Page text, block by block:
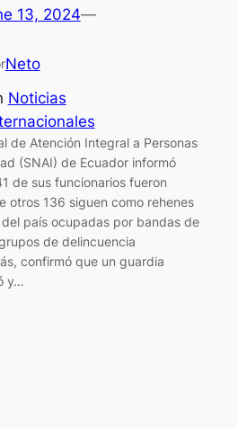
13, 2024—
Neto
Noticias
de Atención Integral a Personas
(SNAI) de Ecuador informó
de sus funcionarios fueron
otros 136 siguen como rehenes
país ocupadas por bandas de
de delincuencia
confirmó que un guardia
y…